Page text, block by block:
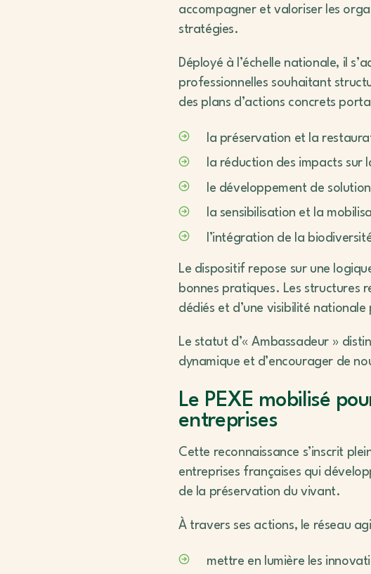
accompagner et valoriser les
stratégies.
Déployé à l’échelle nationale, il
professionnelles souhaitant
des plans d’actions concrets
la préservation et la
la réduction des impacts sur
le développement de
la sensibilisation et la
l’intégration de la
Le dispositif repose sur une
bonnes pratiques. Les structures
dédiés et d’une visibilité nationale
Le statut d’« Ambassadeur »
dynamique et d’encourager de
Le PEXE mobilisé
entreprises
Cette reconnaissance s’inscrit
entreprises françaises qui
de la préservation du vivant.
À travers ses actions, le réseau
mettre en lumière les